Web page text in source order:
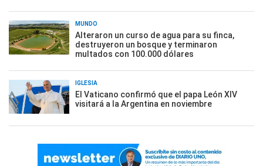
MUNDO
Alteraron un curso de agua para su finca,
destruyeron un bosque y terminaron
multados con 100.000 dólares
IGLESIA
El Vaticano confirmó que el papa León XIV
visitará a la Argentina en noviembre